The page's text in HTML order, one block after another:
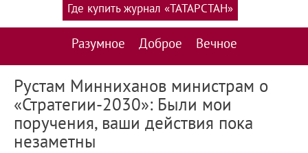
Разумное Доброе Вечное
Где купить журнал «ТАТАРСТАН»
Рустам Минниханов министрам о
«Стратегии-2030»: Были мои
поручения, ваши действия пока
незаметны